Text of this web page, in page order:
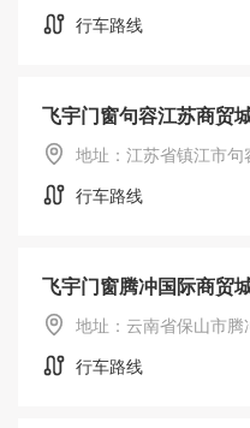
行车路线
飞宇门窗句容江苏商贸
地址：江苏省镇江市
行车路线
飞宇门窗腾冲国际商贸
地址：云南省保山市
行车路线